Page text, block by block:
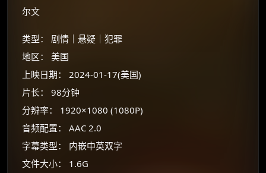
尔文
类型： 剧情｜悬疑｜犯罪
地区： 美国
上映日期： 2024-01-17(美国)
片长： 98分钟
分辨率： 1920×1080 (1080P)
音频配置： AAC 2.0
字幕类型： 内嵌中英双字
文件大小： 1.6G
🧧 福利领取站
☕